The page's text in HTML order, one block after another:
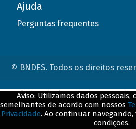
Ajuda
Perguntas frequentes
© BNDES. Todos os direitos
Aviso: Utilizamos dados pessoais,
semelhantes de acordo com nossos
Privacidade. Ao continuar navegando,
condições.
ConteÃºdo complementar
${title}${badge}